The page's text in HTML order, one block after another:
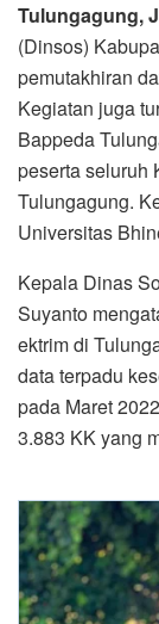
Tulungagung,
(Dinsos)
pemutakhiran
Kegiatan juga
Bappeda
peserta seluruh
Tulungagung.
Universitas
Kepala Dinas
Suyanto
ektrim di
data terpadu
pada Maret
3.883 KK yang